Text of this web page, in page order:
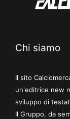
Chi siamo
Il sito
un'editrice new
sviluppo di
Il Gruppo, da